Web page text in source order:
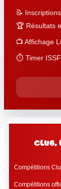
📝
🏆 Résultats
📺 Affichage
⏱️ Timer
club,
Compétitions
Compétitions